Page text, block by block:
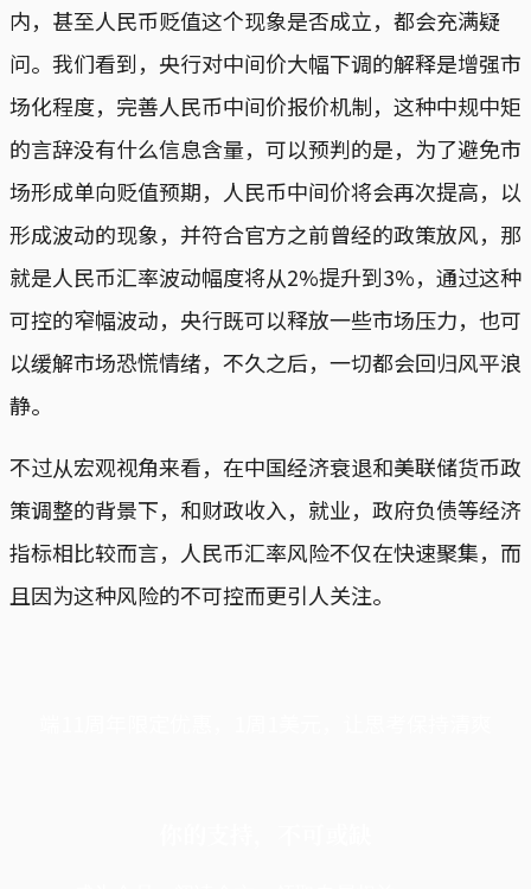
内，甚至人民币贬值这个现象是否成立，都会充满疑
问。我们看到，央行对中间价大幅下调的解释是增强市
场化程度，完善人民币中间价报价机制，这种中规中矩
的言辞没有什么信息含量，可以预判的是，为了避免市
场形成单向贬值预期，人民币中间价将会再次提高，以
形成波动的现象，并符合官方之前曾经的政策放风，那
就是人民币汇率波动幅度将从2%提升到3%，通过这种
可控的窄幅波动，央行既可以释放一些市场压力，也可
以缓解市场恐慌情绪，不久之后，一切都会回归风平浪
静。
不过从宏观视角来看，在中国经济衰退和美联储货币政
策调整的背景下，和财政收入，就业，政府负债等经济
指标相比较而言，人民币汇率风险不仅在快速聚集，而
且因为这种风险的不可控而更引人关注。